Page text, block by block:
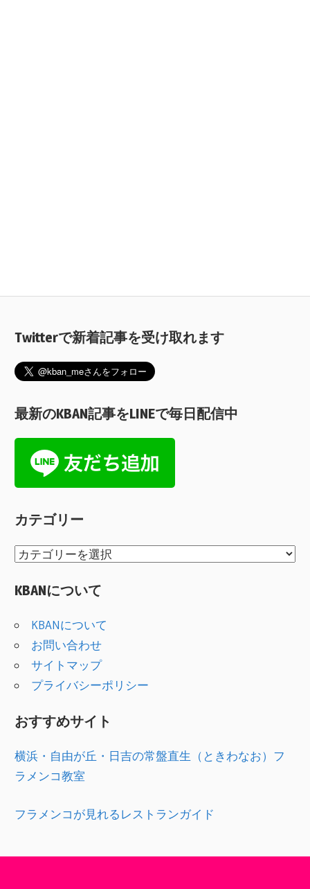
Twitterで新着記事を受け取れます
最新のKBAN記事をLINEで毎日配信中
カテゴリー
カ
ゴ
KBANについて
KBANについて
お問い合わせ
サイトマップ
プライバシーポリシー
おすすめサイト
横浜・自由が丘・日吉の常盤直生（ときわなお）フ
ラメンコ教室
フラメンコが見れるレストランガイド